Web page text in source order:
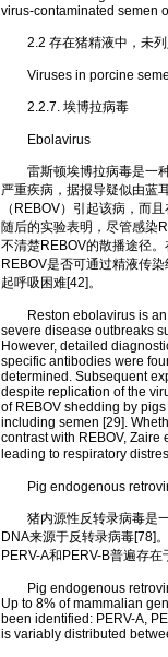
virus-contaminated semen
2.2 存在猪精液中，未列
Viruses in porcine
2.2.7. 埃博拉病毒
Ebolavirus
雷斯顿埃博拉病毒是一种
严重疾病，据报导疑似由蓝
（REBOV）引起该病，而
随后的实验表明，尽管感染
不清楚REBOV的散播途径
REBOV是否可通过精液传
起呼吸困难[42]。
Reston ebolavirus is an
severe disease outbreaks
However, detailed
specific antibodies were
determined. Subsequent
despite replication of the
of REBOV shedding by
including semen [29].
contrast with REBOV,
leading to respiratory
Pig endogenous
猪内源性反转录病毒是一
DNA来源于反转录病毒[78]
PERV-A和PERV-B普遍存
Pig endogenous
Up to 8% of mammalian
been identified: PERV-A,
is variably distributed